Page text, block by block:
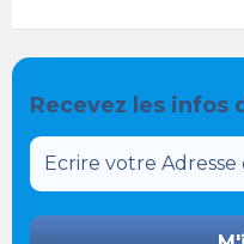
Recevez les infos